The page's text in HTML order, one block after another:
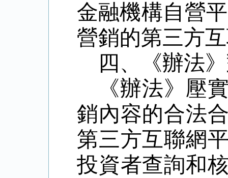
金融機構自營
營銷的第三方
四、《辦法
《辦法》壓
銷內容的合法
第三方互聯網
投資者查詢和